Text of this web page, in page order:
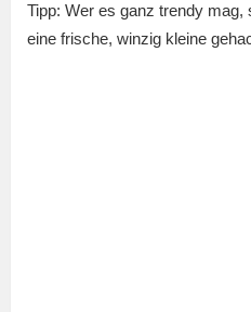
Tipp: Wer es ganz trendy
eine frische, winzig kleine